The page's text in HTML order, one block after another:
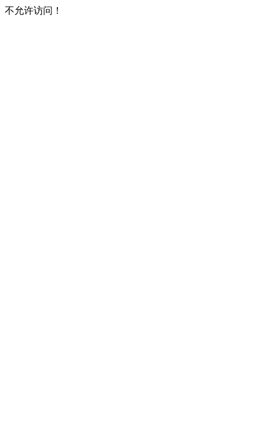
不允许访问！